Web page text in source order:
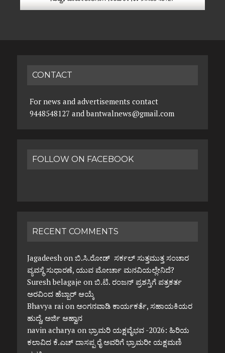
CONTACT
For news and advertisements contact
9448548127 and bantwalnews@gmail.com
FOLLOW ON FACEBOOK
RECENT COMMENTS
Jagadeeshon ಬಿ.ಸಿ.ರೋಡ್ ಸರ್ಕಲ್ ಸುತ್ತಮುತ್ತ ಸಂಚಾರ
ವ್ಯವಸ್ಥೆ ಸುಧಾರಣೆ, ಯುವ ಮೋರ್ಚಾ ಮನವಿಯಲ್ಲೇನಿದೆ?
Suresh belagaje on ಬಿ.ಟಿ. ರಂಜನ್ ಪ್ರಶಸ್ತಿಗೆ ಪತ್ರಕರ್ತ
ಅರವಿಂದ ಹೆಬ್ಬಾರ್ ಆಯ್ಕೆ
Bhavya raion ಅಂಗನವಾಡಿ ಕಾರ್ಯಕರ್ತೆ, ಸಹಾಯಕಿಯರ
ಹುದ್ದೆ, ಅರ್ಜಿ ಆಹ್ವಾನ
navin acharya on ಭ್ರಾಮರಿ ಯಕ್ಷವೈಭವ -2026: ಹಿರಿಯ
ಕಲಾವಿದ ಕೆ.ಎಚ್ ದಾಸಪ್ಪ ರೈ ಅವರಿಗೆ ಭ್ರಾಮರೀ ಯಕ್ಷಮಣಿ